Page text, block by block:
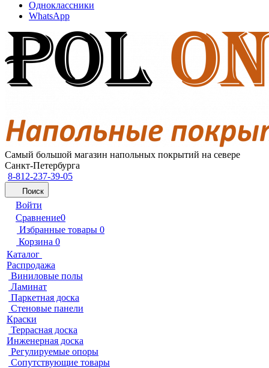
Одноклассники
WhatsApp
Самый большой магазин напольных покрытий на севере
Санкт-Петербурга
8-812-237-39-05
Поиск
Войти
Сравнение0
Избранные товары 0
Корзина 0
Каталог
Распродажа
Виниловые полы
Ламинат
Паркетная доска
Стеновые панели
Краски
Террасная доска
Инженерная доска
Регулируемые опоры
Сопутствующие товары